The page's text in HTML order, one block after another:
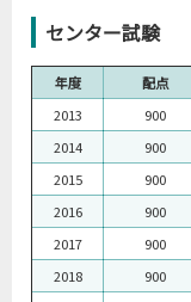
センター試験
年度 配点
2013
900
2014
900
2015
900
2016
900
2017
900
2018
900